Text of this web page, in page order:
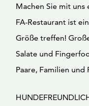
Machen Sie mit uns
FA-Restaurant ist
Größe treffen!
Salate und
Paare, Familien und